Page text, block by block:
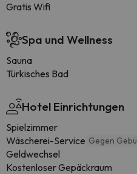
Gratis Wifi
Spa und Wellness
Sauna
Türkisches Bad
Hotel Einrichtungen
Spielzimmer
Wäscherei-Service Gegen
Geldwechsel
Kostenloser Gepäckraum